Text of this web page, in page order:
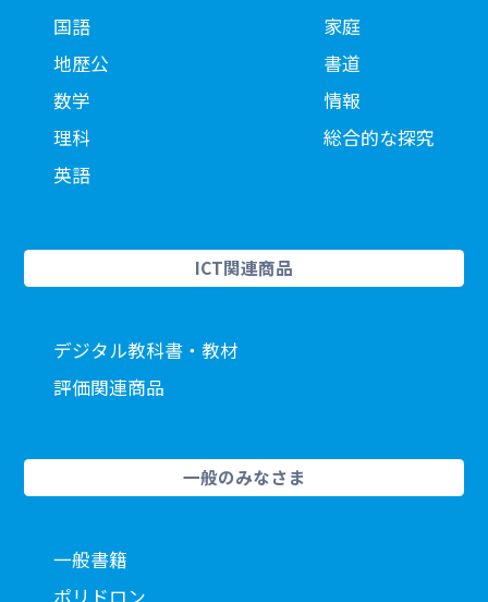
国語
地歴公
数学
理科
英語
家庭
書道
情報
総合的な探究
ICT関連商品
デジタル教科書・教材
評価関連商品
一般のみなさま
一般書籍
ポリドロン